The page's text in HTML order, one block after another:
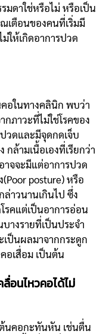
มดาใช่หรือไม่ หรือเป็น
ตือนของคนที่เริ่มมี
ให้เกิดอาการปวด
ในทางคลินิก พบว่า
ภาวะที่ไม่ใช่โรคของ
วดและมีจุดกดเจ็บ
กล้ามเนื้อเองที่เรียกว่า
าจจะมีแต่อาการปวด
posture) หรือ
ล่าวนานเกินไป ซึ่ง
คแต่เป็นอาการอ่อน
างรายที่เป็นประจำ
ป็นผลมาจากกระดูก
อเสื่อม เป็นต้น
อนไหวคอได้ไม่
คอกะทันหัน เช่นตื่น